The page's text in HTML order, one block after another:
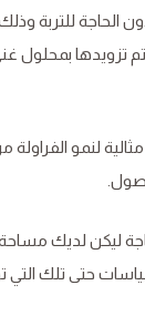
الحاجة للتربة
تزويدها
لنمو
ليكن لديك
حتى تلك